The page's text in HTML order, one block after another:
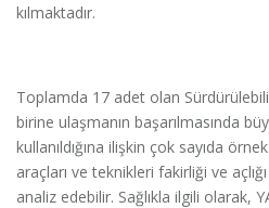
kılmaktadır.
Toplamda 17 adet olan
birine ulaşmanın başarılmasında
kullanıldığına ilişkin çok sayıda
araçları ve teknikleri fakirliği ve
analiz edebilir. Sağlıkla ilgili olarak,